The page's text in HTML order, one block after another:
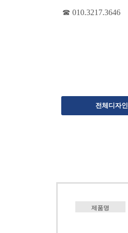
☎ 010.3217.3646
전체디자인
제품명